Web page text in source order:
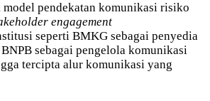
model pendekatan komunikasi risiko
engagement
seperti BMKG sebagai penyedia
sebagai pengelola komunikasi
tercipta alur komunikasi yang